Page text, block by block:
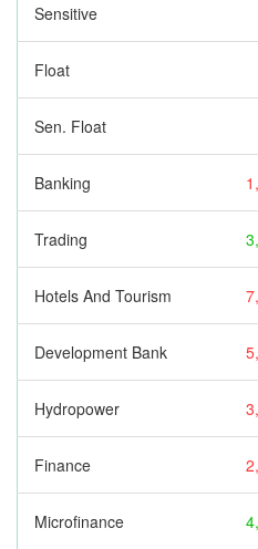
Sensitive
Float
Sen. Float
Banking
Trading
Hotels And Tourism
Development Bank
Hydropower
Finance
Microfinance